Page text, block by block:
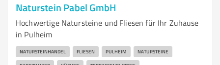
Naturstein Pabel GmbH
Hochwertige Natursteine und Fliesen für Ihr Zuhause
in Pulheim
NATURSTEINHANDEL FLIESEN PULHEIM NATURSTEINE